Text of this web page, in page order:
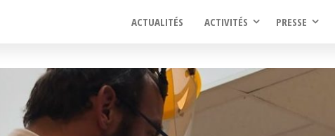
ACTUALITÉS ACTIVITÉS PRESSE